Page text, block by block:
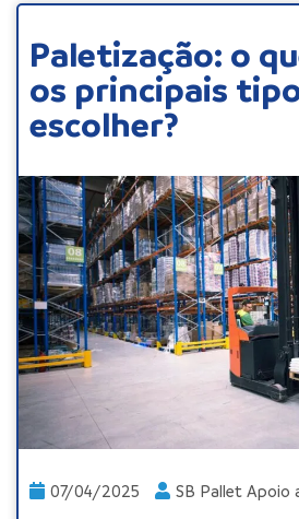
Paletização: o
os principais
escolher?
07/04/2025 SB Pallet Apoio